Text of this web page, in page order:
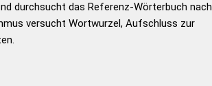
durchsucht das Referenz-Wörterbuch nach
versucht Wortwurzel, Aufschluss zur